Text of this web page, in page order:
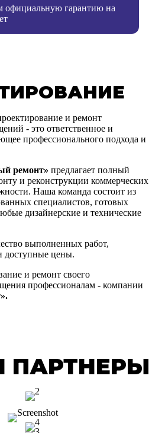
официальную гарантию на
и ремонт
- это ответственное и
профессионального подхода и
ремонт» предлагает полный
и реконструкции коммерческих
Наша команда состоит из
специалистов, готовых
дизайнерские и технические
выполненных работ,
доступные цены.
и ремонт своего
профессионалам - компании
ПАРТНЕРЫ